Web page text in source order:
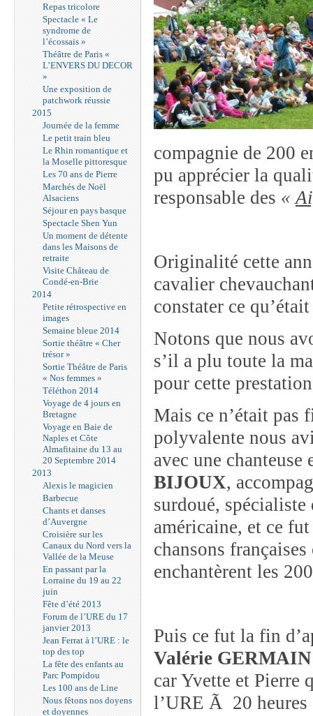
Repas tricolore
Spectacle « Le
syndrome de
l’écossais »
Théâtre de Paris «
L’ENVERS DU DECOR
»
Une exposition de
patchwork réussie
2015
Journée de la femme
Le petit train bleu
Le Rhin romantique et
la Moselle pittoresque
Les 70 ans de Pierre
Marchés de Noël
Alsaciens
Séjour en pays basque
Spectacle Shen Yun
Un moment de détente
dans les Maisons de
retraite
Visite Château de
Condé-en-Brie
2014
Petite rétrospective en
images
Semaine bleue 2014
Sortie théâtre « Cher
trésor »
Sortie Théâtre de Paris
« Nos femmes »
Téléthon 2014
Voyage de 4 jours en
Bretagne
Voyage en Baie de
Naples et Côte
Almafitaine du 13 au
20 Septembre 2014
2013
Alexis le magicien
Barbecue
Chants et danses
d’Auvergne
Croisière sur les
Canaux du Nord vers la
Vallée de la Meuse
En passant par la
Lorraine du 19 au 22
juin
Fête d’été 2013
Forum de l’URE du 17
janvier 2013
Jean Ferrat à l’URE : le
top des top
La fête des enfants au
Parc Pompidou
Les 100 ans de Line
Nous fêtons nos doyens
et doyennes
compagnie de 200
pu apprécier la
responsable des «
Originalité cette
cavalier
constater ce
Notons que nous
s’il a plu toute la
pour cette
Mais ce n’était pas
polyvalente nous
avec une
BIJOUX,
surdoué,
américaine, et ce
chansons
enchantèrent les
Puis ce fut la fin
Valérie GERMAIN
car Yvette et Pierre
l’URE Ã 20 heures